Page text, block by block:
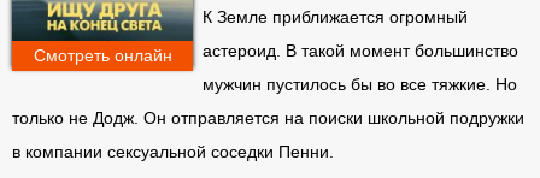
К Земле приближается огромный
астероид. В такой момент большинство
мужчин пустилось бы во все тяжкие. Но
только не Додж. Он отправляется на поиски школьной подружки
в компании сексуальной соседки Пенни.
Смотреть онлайн